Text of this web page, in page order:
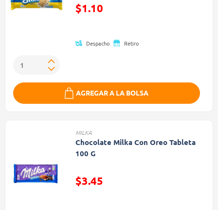
Precio reducido de
$1.10
Despacho Retiro
AGREGAR A LA BOLSA
MILKA
Chocolate Milka Con Oreo Tableta
100 G
Precio reducido de
$3.45